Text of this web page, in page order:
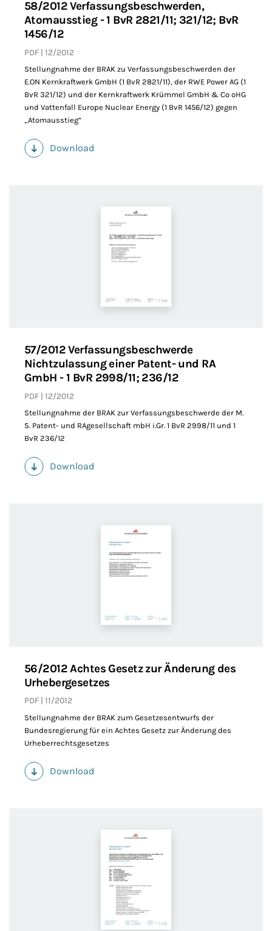
58/2012 Verfassungsbeschwerden,
Atomausstieg - 1 BvR 2821/11; 321/12; BvR
1456/12
PDF 12/2012
Stellungnahme der BRAK zu Verfassungsbeschwerden der
E.ON Kernkraftwerk GmbH (1 BvR 2821/11), der RWE Power AG (1
BvR 321/12) und der Kernkraftwerk Krümmel GmbH & Co oHG
und Vattenfall Europe Nuclear Energy (1 BvR 1456/12) gegen
„Atomausstieg“
Download
(PDF)
57/2012 Verfassungsbeschwerde
Nichtzulassung einer Patent- und RA
GmbH - 1 BvR 2998/11; 236/12
PDF 12/2012
Stellungnahme der BRAK zur Verfassungsbeschwerde der M.
S. Patent- und RAgesellschaft mbH i.Gr. 1 BvR 2998/11 und 1
BvR 236/12
Download
(PDF)
56/2012 Achtes Gesetz zur Änderung des
Urhebergesetzes
PDF 11/2012
Stellungnahme der BRAK zum Gesetzesentwurfs der
Bundesregierung für ein Achtes Gesetz zur Änderung des
Urheberrechtsgesetzes
Download
(PDF)